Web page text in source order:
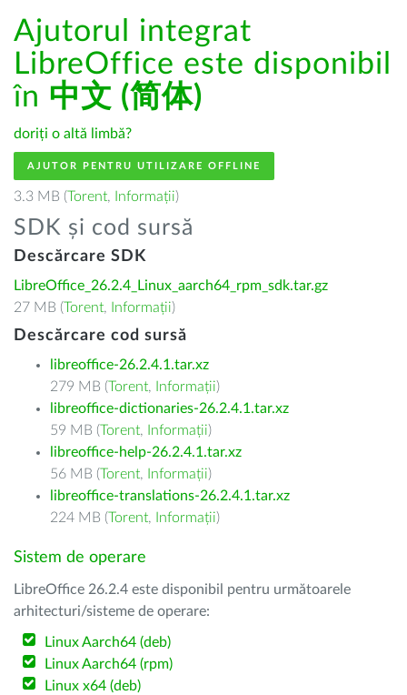
Ajutorul integrat
LibreOffice este disponibil
în 中文 (简体)
doriți o altă limbă?
AJUTOR PENTRU UTILIZARE OFFLINE
3.3 MB (Torent, Informații)
SDK și cod sursă
Descărcare SDK
LibreOffice_26.2.4_Linux_aarch64_rpm_sdk.tar.gz
27 MB (Torent, Informații)
Descărcare cod sursă
libreoffice-26.2.4.1.tar.xz
279 MB (Torent, Informații)
libreoffice-dictionaries-26.2.4.1.tar.xz
59 MB (Torent, Informații)
libreoffice-help-26.2.4.1.tar.xz
56 MB (Torent, Informații)
libreoffice-translations-26.2.4.1.tar.xz
224 MB (Torent, Informații)
Sistem de operare
LibreOffice 26.2.4 este disponibil pentru următoarele
arhitecturi/sisteme de operare:
Linux Aarch64 (deb)
Linux Aarch64 (rpm)
Linux x64 (deb)